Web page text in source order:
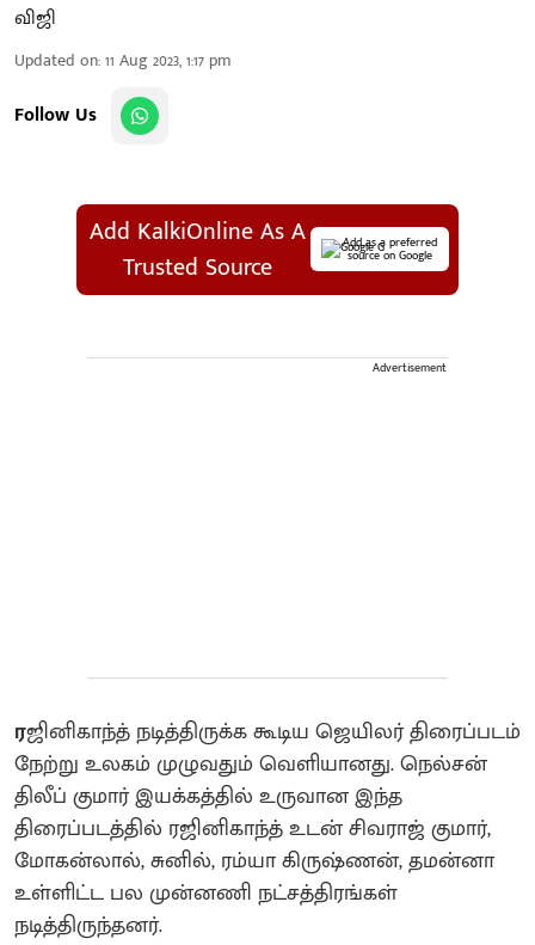
விஜி
Updated on:11 Aug 2023, 1:17 pm
Follow Us
Add KalkiOnline As A
Trusted Source
Add as a preferred
source on Google
Advertisement
ரஜினிகாந்த் நடித்திருக்க கூடிய ஜெயிலர் திரைப்படம்
நேற்று உலகம் முழுவதும் வெளியானது. நெல்சன்
திலீப் குமார் இயக்கத்தில் உருவான இந்த
திரைப்படத்தில் ரஜினிகாந்த் உடன் சிவராஜ் குமார்,
மோகன்லால், சுனில், ரம்யா கிருஷ்ணன், தமன்னா
உள்ளிட்ட பல முன்னணி நட்சத்திரங்கள்
நடித்திருந்தனர்.